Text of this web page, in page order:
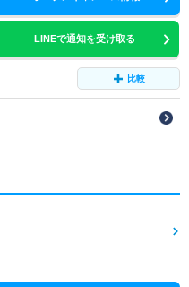
LINEで通知を受け取る
比較